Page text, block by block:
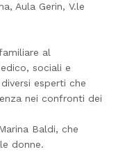
Aula Gerin, V.le
al
sociali e
esperti che
nei confronti dei
Baldi, che
donne.